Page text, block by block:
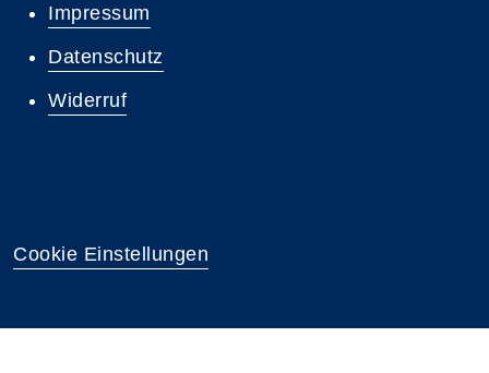
Impressum
Datenschutz
Widerruf
Cookie Einstellungen